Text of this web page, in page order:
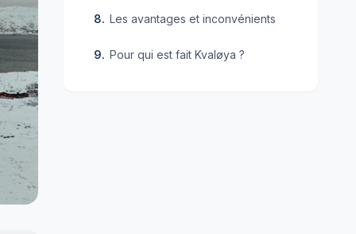
Les avantages et inconvénients
Pour qui est fait Kvaløya ?